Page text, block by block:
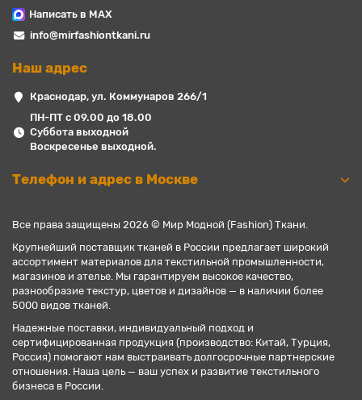
Написать в MAX
info@mirfashiontkani.ru
Наш адрес
Краснодар, ул. Коммунаров 266/1
ПН-ПТ с 09.00 до 18.00
Суббота выходной
Воскресенье выходной.
Телефон и адрес в Москве
Все права защищены 2026 © Мир Модной (Fashion) Ткани.
Крупнейший поставщик тканей в России предлагает широкий
ассортимент материалов для текстильной промышленности,
магазинов и ателье. Мы гарантируем высокое качество,
разнообразие текстур, цветов и дизайнов — в наличии более
5000 видов тканей.
Надежные поставки, индивидуальный подход и
сертифицированная продукция (производство: Китай, Турция,
Россия) помогают нам выстраивать долгосрочные партнерские
отношения. Наша цель — ваш успех и развитие текстильного
бизнеса в России.